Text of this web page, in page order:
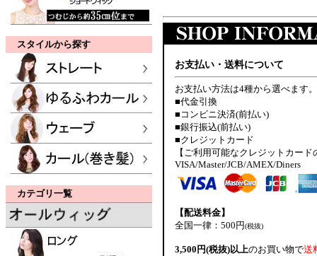
スタイルから探す
カテゴリ一覧
お支払い・送料について
お支払い方法は4種から選べます。
■代金引換
■コンビニ決済(前払い)
■銀行振込(前払い)
■クレジットカード
【ご利用可能なクレジットカード
VISA/Master/JCB/AMEX/Diners
【配送料金】
全国一律：500円(税抜)
3,500円(税抜)以上のお買い物で送